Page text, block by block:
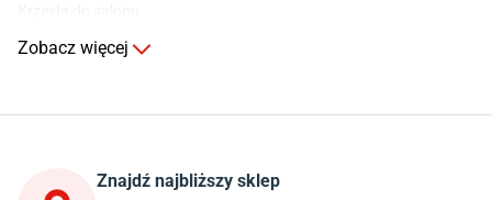
Stoły do kuchni
Szafki kuchenne wiszące (górne)
Zobacz więcej
Znajdź najbliższy sklep